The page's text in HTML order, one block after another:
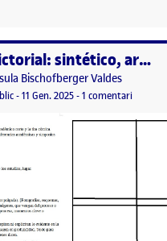
y entrada al TFG
Pictorial: sintético, argumentativo, académico, expresivo
per
Bischofberger Valdes
-Data de publicació
11 Gen. 202514 gener, 2025 2:08 am
-1 comentaria